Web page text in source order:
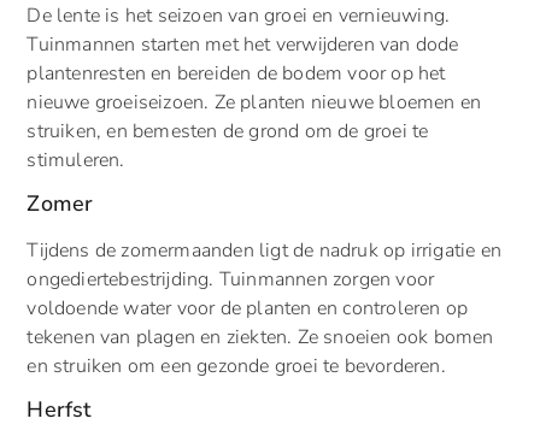
De lente is het seizoen van groei en vernieuwing.
Tuinmannen starten met het verwijderen van dode
plantenresten en bereiden de bodem voor op het
nieuwe groeiseizoen. Ze planten nieuwe bloemen en
struiken, en bemesten de grond om de groei te
stimuleren.
Zomer
Tijdens de zomermaanden ligt de nadruk op irrigatie en
ongediertebestrijding. Tuinmannen zorgen voor
voldoende water voor de planten en controleren op
tekenen van plagen en ziekten. Ze snoeien ook bomen
en struiken om een gezonde groei te bevorderen.
Herfst